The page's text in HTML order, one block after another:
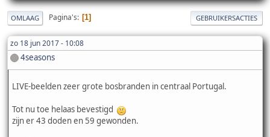
OMLAAG Pagina's 1 GEBRUIKERSACTIES
zo 18 jun 2017 - 10:08
4seasons
LIVE-beelden zeer grote bosbranden in centraal Portugal.
Tot nu toe helaas bevestigd
zijn er 43 doden en 59 gewonden.